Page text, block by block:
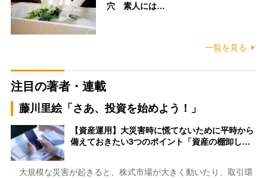
穴 素人には…
一覧を見る
注目の著者・連載
藤川里絵「さあ、投資を始めよう！」
【資産運用】大災害時に慌てないために平時から
備えておきたい3つのポイント「資産の棚卸し…
大規模な災害が起きると、株式市場が大きく動いたり、取引環